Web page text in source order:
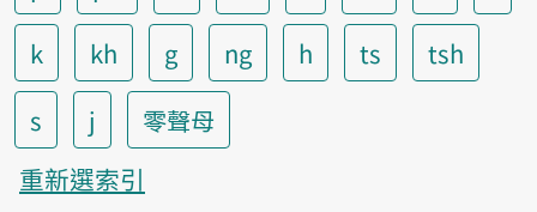
k
kh g ng h ts
tsh
s
j
零聲母
重新選索引